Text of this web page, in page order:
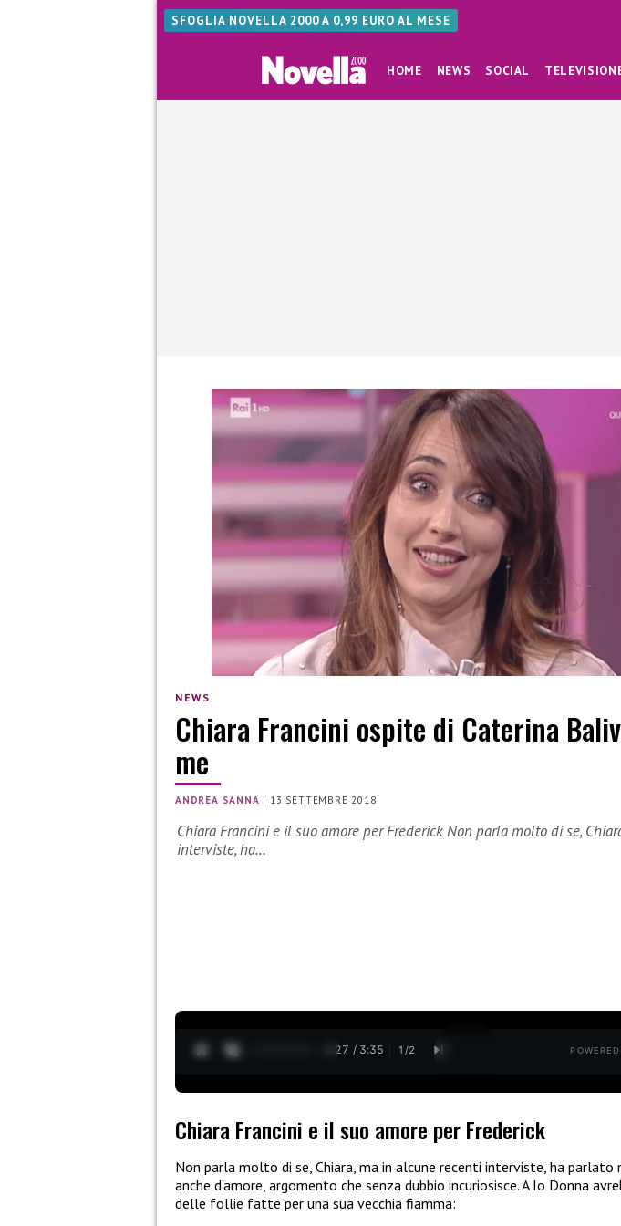
SFOGLIA NOVELLA 2000 A 0,99 EURO AL MESE
HOME NEWS SOCIAL
NEWS
Chiara Francini ospite di Caterina
me
ANDREA SANNA | 13 SETTEMBRE 2018
Chiara Francini e il suo amore per Frederick Non parla molto di se,
interviste, ha…
0:28 / 3:35 1 /2
Chiara Francini e il suo amore per Frederick
Non parla molto di se, Chiara, ma in alcune recenti interviste, ha
anche d’amore, argomento che senza dubbio incuriosisce. A Io Donna
delle follie fatte per una sua vecchia fiamma: